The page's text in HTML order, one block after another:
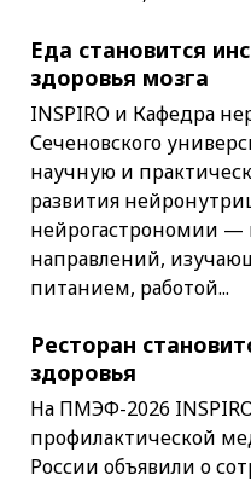
Еда становится
здоровья мозга
INSPIRO и Кафедра
Сеченовского
научную и
развития
нейрогастрономии
направлений,
питанием, работой...
Ресторан
здоровья
На ПМЭФ-2026
профилактической
России объявили о